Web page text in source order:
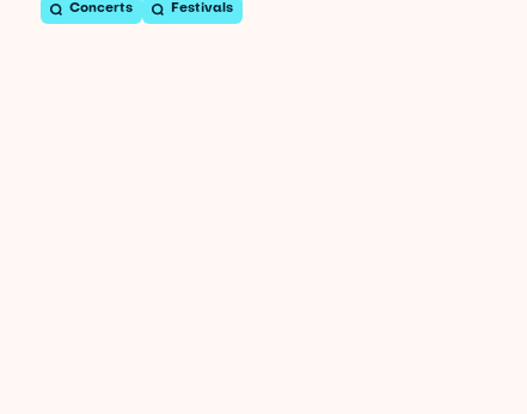
Concerts Festivals